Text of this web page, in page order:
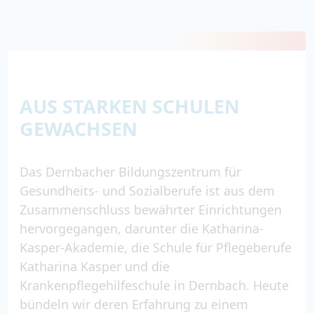
AUS STARKEN SCHULEN
GEWACHSEN
Das Dernbacher Bildungszentrum für
Gesundheits- und Sozialberufe ist aus dem
Zusammenschluss bewährter Einrichtungen
hervorgegangen, darunter die Katharina-
Kasper-Akademie, die Schule für Pflegeberufe
Katharina Kasper und die
Krankenpflegehilfeschule in Dernbach. Heute
bündeln wir deren Erfahrung zu einem